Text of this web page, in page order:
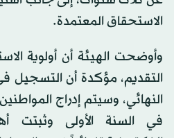
الاستحقاق المعتمدة.
وأوضحت الهيئة أن أولوية
التقديم، مؤكدة أن التسجيل
النهائي، وسيتم إدراج
في السنة الأولى وثبتت